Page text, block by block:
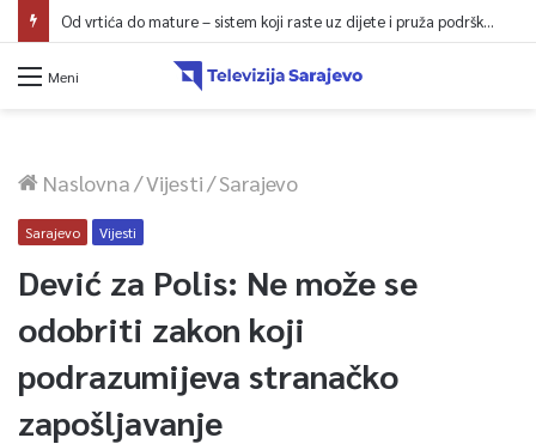
Od vrtića do mature – sistem koji raste uz dijete i pruža podršku porodici
Meni
Naslovna/Vijesti/Sarajevo
Sarajevo Vijesti
Dević za Polis: Ne može se
odobriti zakon koji
podrazumijeva stranačko
zapošljavanje